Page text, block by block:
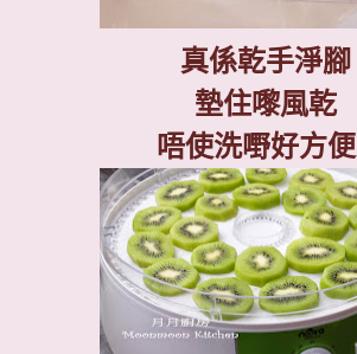
真係乾手淨腳
墊住嚟風乾
唔使洗嘢好方便